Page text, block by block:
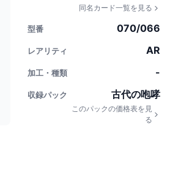
同名カード一覧を見る
型番 070/066
レアリティ AR
加工・種類 -
収録パック 古代の咆哮
このパックの価格表を見
る